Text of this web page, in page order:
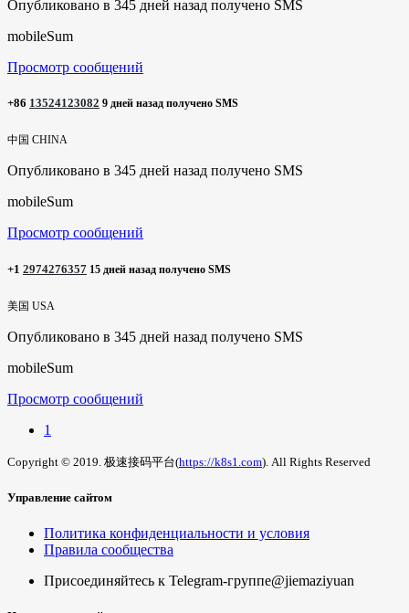
Опубликовано в 345 дней назад получено SMS
mobileSum
Просмотр сообщений
+86 13524123082 9 дней назад получено SMS
中国 CHINA
Опубликовано в 345 дней назад получено SMS
mobileSum
Просмотр сообщений
+1 2974276357 15 дней назад получено SMS
美国 USA
Опубликовано в 345 дней назад получено SMS
mobileSum
Просмотр сообщений
1
Copyright © 2019. 极速接码平台(https://k8s1.com). All Rights Reserved
Управление сайтом
Политика конфиденциальности и условия
Правила сообщества
Присоединяйтесь к Telegram-группе@jiemaziyuan